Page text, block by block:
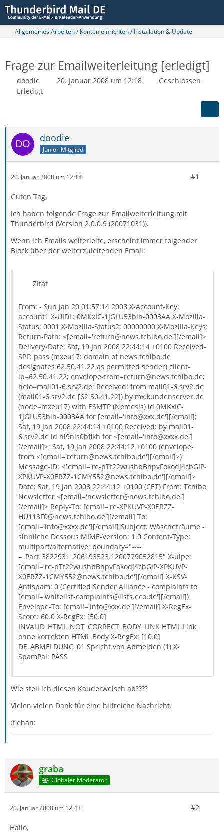
Allgemeines Arbeiten / Konten einrichten / Installation & Update
Frage zur Emailweiterleitung [erledigt]
doodie 20. Januar 2008 um 12:18
Geschlossen
Erledigt
doodie
Junior-Mitglied
20. Januar 2008 um 12:18 #1
Guten Tag,
ich haben folgende Frage zur Emailweiterleitung mit
Thunderbird (Version 2.0.0.9 (20071031)).
Wenn ich Emails weiterleite, erscheint immer folgender
Block über der weiterzuleitenden Email:
Zitat
From: - Sun Jan 20 01:57:14 2008 X-Account-Key:
account1 X-UIDL: 0MKxIC-1JGLU53blh-0003AA X-Mozilla-
Status: 0001 X-Mozilla-Status2: 00000000 X-Mozilla-Keys:
Return-Path: <[email='return@news.tchibo.de'][/email]>
Delivery-Date: Sat, 19 Jan 2008 22:44:14 +0100 Received-
SPF: pass (mxeu17: domain of news.tchibo.de
designates 62.50.41.22 as permitted sender) client-
ip=62.50.41.22; envelope-from=return@news.tchibo.de;
helo=mail01-6.srv2.de; Received: from mail01-6.srv2.de
(mail01-6.srv2.de [62.50.41.22]) by mx.kundenserver.de
(node=mxeu17) with ESMTP (Nemesis) id 0MKxIC-
1JGLU53blh-0003AA for [email='info@xxx.de'][/email];
Sat, 19 Jan 2008 22:44:14 +0100 Received: by mail01-
6.srv2.de id hi9nis0bfikh for <[email='info@xxxx.de']
[/email]>; Sat, 19 Jan 2008 22:44:12 +0100 (envelope-
from <[email='return@news.tchibo.de'][/email]>)
Message-ID: <[email='re-pTf22wushbBhpvFokodj4cbGiP-
XPKUVP-X0ERZZ-1CMY552@news.tchibo.de'][/email]>
Date: Sat, 19 Jan 2008 22:44:12 +0100 (CET) From: Tchibo
Newsletter <[email='newsletter@news.tchibo.de']
[/email]> Reply-To: [email='re-XPKUVP-X0ERZZ-
HU113F0@news.tchibo.de'][/email] To:
[email='info@xxxx.de'][/email] Subject: Wäscheträume -
sinnliche Dessous MIME-Version: 1.0 Content-Type:
multipart/alternative; boundary="----
=_Part_3822931_206193523.1200779052815" X-ulpe:
[email='re-pTf22wushbBhpvFokodj4cbGiP-XPKUVP-
X0ERZZ-1CMY552@news.tchibo.de'][/email] X-KSV-
Antispam: 0 (Certified Sender Alliance - complaints to
[email='whitelist-complaints@lists.eco.de'][/email])
Envelope-To: [email='info@xxx.de'][/email] X-RegEx-
Score: 60.0 X-RegEx: [50.0]
INVALID_HTML_NOT_CORRECT_BODY_LINK HTML Link
ohne korrekten HTML Body X-RegEx: [10.0]
DE_ABMELDUNG_01 Spricht von Abmelden (1) X-
SpamPal: PASS
Wie stell ich diesen Kauderwelsch ab????
Vielen vielen Dank für eine hilfreiche Nachricht.
:flehan:
graba
Globaler Moderator
20. Januar 2008 um 12:43 #2
Hallo,